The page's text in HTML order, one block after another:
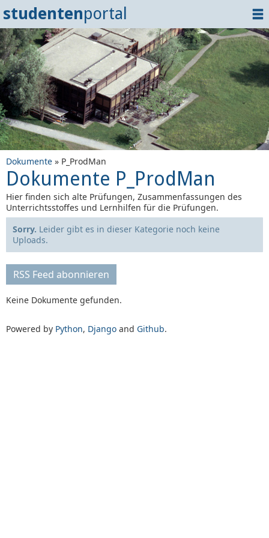
studentenportal
Home
Dokumente
Events
? Tipps
Login
Dokumente » P_ProdMan
Dokumente P_ProdMan
Hier finden sich alte Prüfungen, Zusammenfassungen des
Unterrichtsstoffes und Lernhilfen für die Prüfungen.
Sorry. Leider gibt es in dieser Kategorie noch keine
Uploads.
RSS Feed abonnieren
Keine Dokumente gefunden.
Powered by Python, Django and Github.